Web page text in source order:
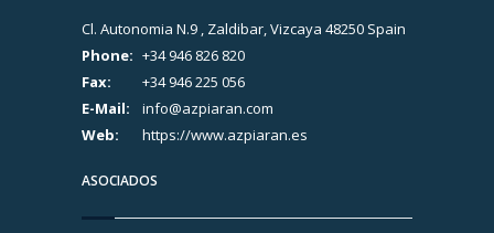
Cl. Autonomia N.9 , Zaldibar, Vizcaya 48250 Spain
Phone: +34 946 826 820
Fax:
+34 946 225 056
E-Mail:
info@azpiaran.com
Web:
https://www.azpiaran.es
ASOCIADOS